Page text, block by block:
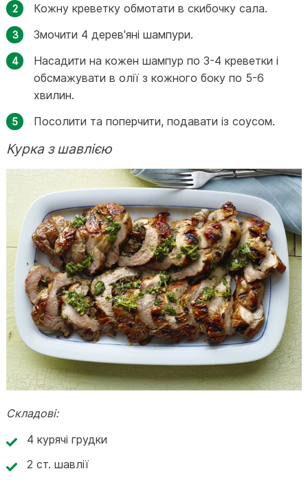
Кожну креветку обмотати в скибочку сала.
Змочити 4 дерев'яні шампури.
Насадити на кожен шампур по 3-4 креветки і
обсмажувати в олії з кожного боку по 5-6
хвилин.
Посолити та поперчити, подавати із соусом.
Курка з шавлією
Складові:
4 курячі грудки
2 ст. шавлії